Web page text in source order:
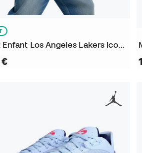
Maillot Enfant Los Angeles Lakers Icon Edition Swingman Luka Doncic
€